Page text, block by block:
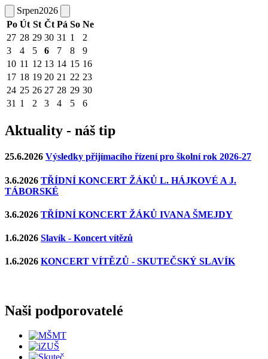
Srpen2026
Po Út St Čt Pá So Ne
27 28 29 30 31 1
2
3
4 5 6 7 8
9
10 11 12 13 14 15 16
17 18 19 20 21 22 23
24 25 26 27 28 29 30
31 1 2 3 4 5 6
Aktuality - náš tip
25.6.2026 Výsledky přijímacího řízení pro školní rok 2026-27
3.6.2026 TŘÍDNÍ KONCERT ŽÁKŮ L. HÁJKOVÉ A J.
TÁBORSKÉ
3.6.2026 TŘÍDNÍ KONCERT ŽÁKŮ IVANA ŠMEJDY
1.6.2026 Slavík - Koncert vítězů
1.6.2026 KONCERT VÍTĚZŮ - SKUTEČSKÝ SLAVÍK
Naši podporovatelé